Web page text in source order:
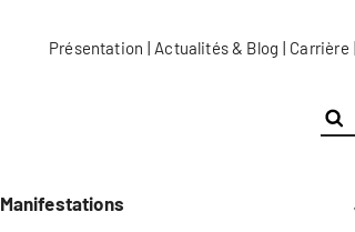
Présentation | Actualités & Blog | Carrière |
Manifestations